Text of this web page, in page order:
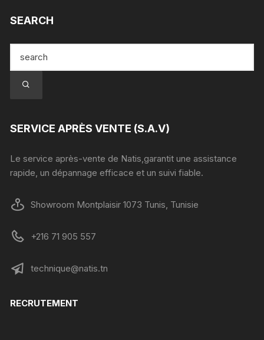
SEARCH
SERVICE APRÈS VENTE (S.A.V)
Le service après-vente de Natis,garantit une assistance
rapide, un dépannage efficace et un suivi fiable.
Showroom Montplaisir 1073 Tunis, Tunisie
+216 71 905 557
technique@natis.tn
RECRUTEMENT